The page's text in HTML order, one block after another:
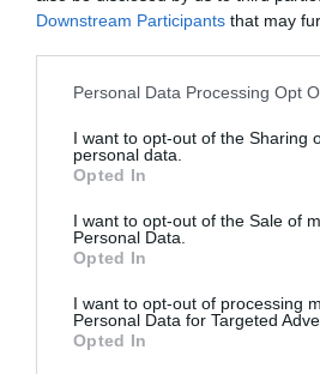
Downstream Participants that may
Personal Data Processing Opt
I want to opt-out of the Sharing
personal data.
Opted In
I want to opt-out of the Sale of
Personal Data.
Opted In
I want to opt-out of processing
Personal Data for Targeted
Opted In